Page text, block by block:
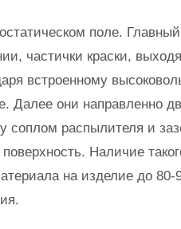
поле.
частички краски,
встроенному
Далее они направленно
соплом распылителя и
Наличие
на изделие до 80-